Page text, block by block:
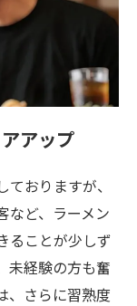
アップ
おりますが、
など、ラーメン
ることが少しず
未経験の方も奮
、さらに習熟度